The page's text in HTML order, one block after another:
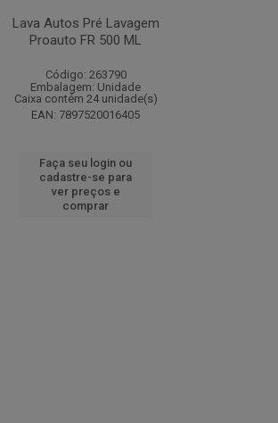
Lava Autos Pré Lavagem
Proauto FR 500 ML
Código: 263790
Embalagem: Unidade
Caixa contém 24 unidade(s)
EAN: 7897520016405
Faça seu login ou
cadastre-se para
ver preços e
comprar